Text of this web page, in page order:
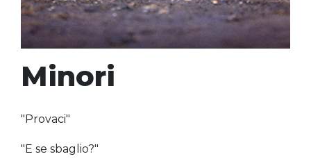
Minori
"Provaci"
"E se sbaglio?"